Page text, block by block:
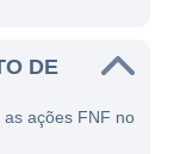
e a
DE
ações FNF no